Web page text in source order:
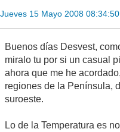
Jueves 15 Mayo 2008 08:34:50
Buenos días Desvest,
miralo tu por si un casual
ahora que me he
regiones de la Península,
suroeste.
Lo de la Temperatura es